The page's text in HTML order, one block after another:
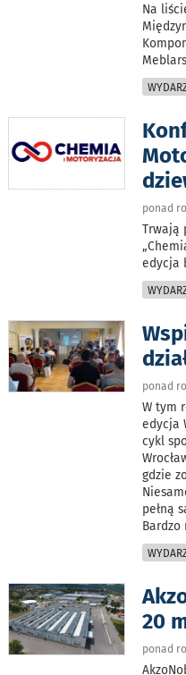
Na
ponad
Trwają
edycja
ponad
W tym
edycja
cykl
gdzie
pełną
Bardzo
20
ponad